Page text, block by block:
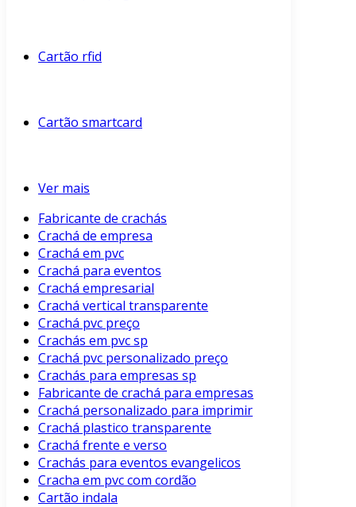
Cartão rfid
Cartão smartcard
Ver mais
Fabricante de crachás
Crachá de empresa
Crachá em pvc
Crachá para eventos
Crachá empresarial
Crachá vertical transparente
Crachá pvc preço
Crachás em pvc sp
Crachá pvc personalizado preço
Crachás para empresas sp
Fabricante de crachá para empresas
Crachá personalizado para imprimir
Crachá plastico transparente
Crachá frente e verso
Crachás para eventos evangelicos
Cracha em pvc com cordão
Cartão indala